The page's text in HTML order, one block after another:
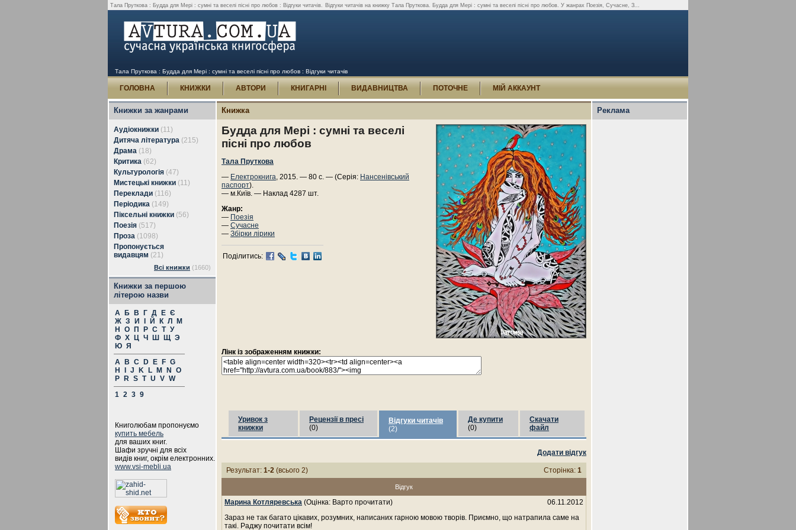
Тала Пруткова : Будда для Мері : сумні та веселі пісні про любов : Відгуки читачів. Відгуки читачів на книжку Тала Пруткова. Будда для Мері : сумні та веселі пісні про любов. У жанрах Поезія, Сучасне, З...
Тала Пруткова : Будда для Мері : сумні та веселі пісні про любов : Відгуки читачів
ГОЛОВНА КНИЖКИ АВТОРИ КНИГАРНІ ВИДАВНИЦТВА ПОТОЧНЕ МІЙ АККАУНТ
Книжки за жанрами
Аудіокнижки (11)
Дитяча література (215)
Драма (18)
Критика (62)
Культурологія (47)
Мистецькі книжки (11)
Переклади (116)
Періодика (149)
Піксельні книжки (56)
Поезія (517)
Проза (1098)
Пропонується
видавцям (21)
Всі книжки (1660)
Книжки за першою
літерою назви
А Б В Г Д Е Є
Ж З И Й К Л
М
Н
О П Р С Т У
Ф Х Ц Ч Ш Щ Э
Ю Я
A
B C D E F G
H
J K L M N
O
P
R S T U V W
1 2 3 9
Книголюбам пропонуємо
купить мебель
для ваших книг.
Шафи зручні для всіх
видів книг, окрім електронних.
www.vsi-mebli.ua
Книжка
Будда для Мері : сумні та веселі
пісні про любов
Тала Пруткова
— Електрокнига, 2015. — 80 с. — (Серія: Нансенівський
паспорт).
— м.Київ. — Наклад 4287 шт.
Жанр:
— Поезія
— Сучасне
— Збірки лірики
Поділитись:
Лінк із зображенням книжки:
Уривок з
книжки
Рецензії в пресі
(0)
Відгуки читачів
(2)
Де купити
(0)
Скачати
файл
Додати відгук
Результат: 1-2 (всього 2) Сторінка: 1
Відгук
06.11.2012
Марина Котляревська (Оцінка: Варто прочитати)
Зараз не так багато цікавих, розумних, написаних гарною мовою творів. Приємно, що натрапила саме на
такі. Раджу почитати всім!
Реклама